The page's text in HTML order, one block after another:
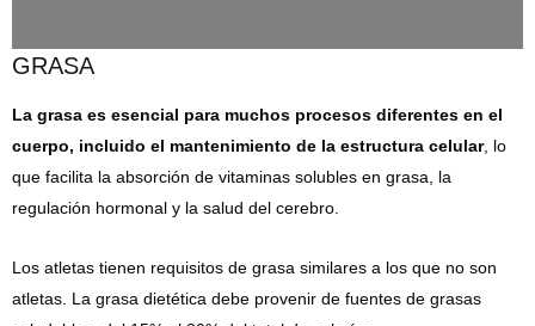
GRASA
La grasa es esencial para muchos procesos diferentes en el
cuerpo, incluido el mantenimiento de la estructura celular, lo
que facilita la absorción de vitaminas solubles en grasa, la
regulación hormonal y la salud del cerebro.
Los atletas tienen requisitos de grasa similares a los que no son
atletas. La grasa dietética debe provenir de fuentes de grasas